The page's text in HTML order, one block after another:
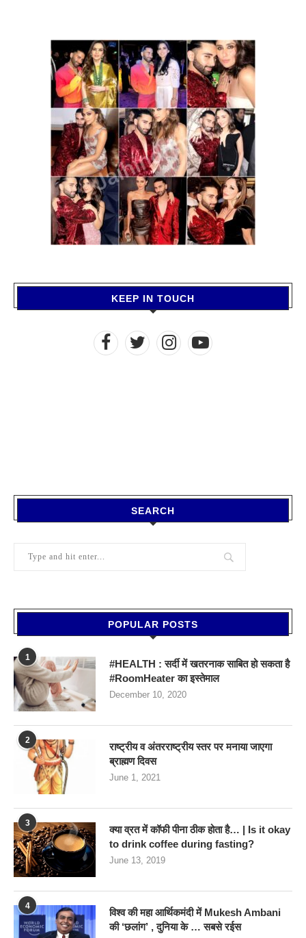
KEEP IN TOUCH
SEARCH
POPULAR POSTS
1
#HEALTH : सर्दी में खतरनाक साबित हो सकता है
#RoomHeater का इस्तेमाल
December 10, 2020
2
राष्ट्रीय व अंतरराष्ट्रीय स्तर पर मनाया जाएगा
ब्राह्मण दिवस
June 1, 2021
3
क्या व्रत में कॉफी पीना ठीक होता है… | Is it okay
to drink coffee during fasting?
June 13, 2019
4
विश्व की महा आर्थिकमंदी में Mukesh Ambani
की ‘छलांग’ , दुनिया के … सबसे रईस